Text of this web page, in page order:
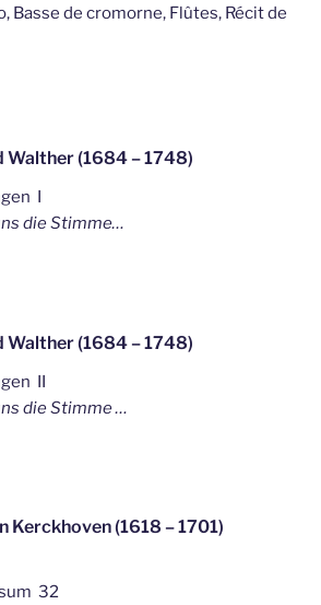
Basse de cromorne, Flûtes, Récit de
Walther (1684 – 1748)
I
die Stimme…
Walther (1684 – 1748)
II
die Stimme …
Kerckhoven (1618 – 1701)
32